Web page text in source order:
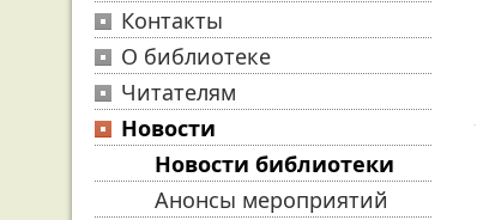
Контакты
О библиотеке
Читателям
Новости
Новости библиотеки
Анонсы мероприятий